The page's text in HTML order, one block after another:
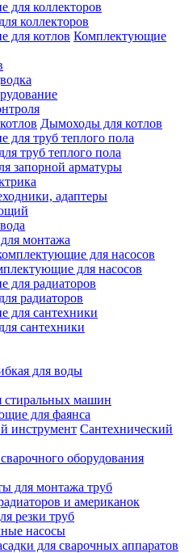
коллекторов
Комплектующие
Дымоходы для котлов
труб теплого пола
запорной арматуры
адаптеры
монтажа
для насосов
радиаторов
сантехники
для воды
машин
для фаянса
Сантехнический
оборудования
для монтажа труб
и американок
резки труб
насосы
для сварочных аппаратов